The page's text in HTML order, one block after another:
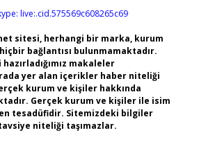
live:.cid.575569c608265c69
sitesi, herhangi bir marka, kurum
bağlantısı bulunmamaktadır.
makaleler
yer alan içerikler haber niteliği
kurum ve kişiler hakkında
Gerçek kurum ve kişiler ile isim
tesadüfidir. Sitemizdeki bilgiler
niteliği taşımazlar.